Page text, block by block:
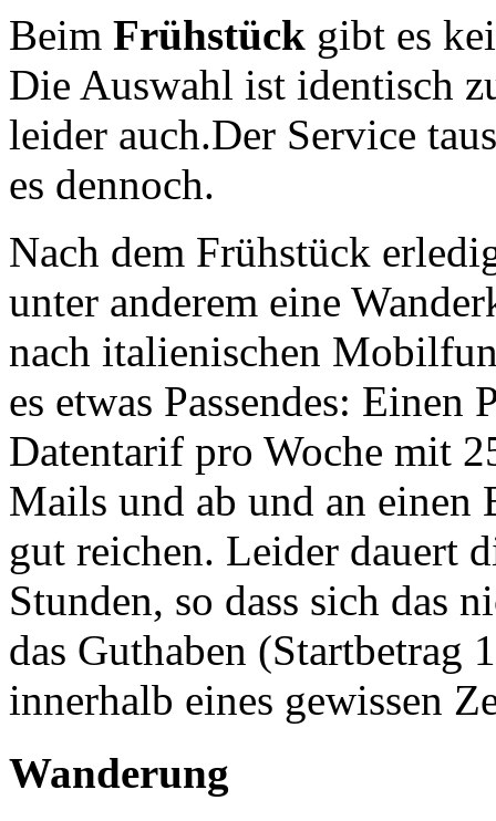
Beim Frühstück gibt es
Die Auswahl ist identisch
leider auch.Der Service
es dennoch.
Nach dem Frühstück
unter anderem eine
nach italienischen
es etwas Passendes:
Datentarif pro Woche mit
Mails und ab und an
gut reichen. Leider dauert
Stunden, so dass sich das
das Guthaben (Startbetrag
innerhalb eines gewissen
Wanderung